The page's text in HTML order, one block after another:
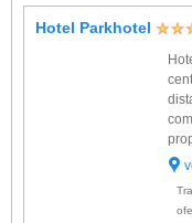
Hotel Parkhotel